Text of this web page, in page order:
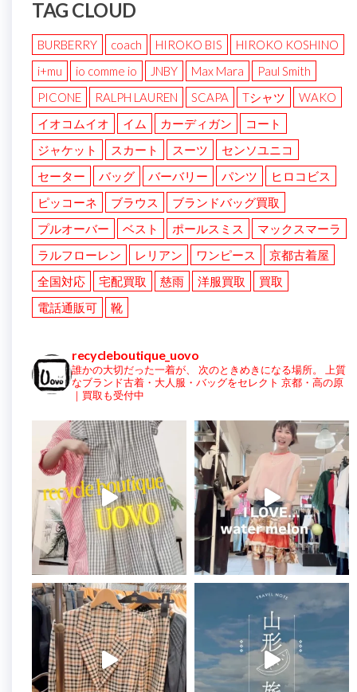
TAG CLOUD
BURBERRY coach HIROKO BIS
HIROKO KOSHINO
i+mu
io comme io JNBY Max Mara
Paul Smith
PICONE
RALPH LAUREN SCAPA Tシャツ
WAKO
イオコムイオ
イム カーディガン
コート
ジャケット
スカート スーツ
センソユニコ
セーター
バッグ バーバリー パンツ
ヒロコビス
ピッコーネ
ブラウス
ブランドバッグ買取
プルオーバー
ベスト ポールスミス
マックスマーラ
ラルフローレン
レリアン ワンピース
京都古着屋
全国対応
宅配買取 慈雨 洋服買取
買取
電話通販可
靴
recycleboutique_uovo
誰かの大切だった一着が、 次のときめきになる場所。
上質
なブランド古着・大人服・バッグをセレクト 京都・高の原
｜買取も受付中